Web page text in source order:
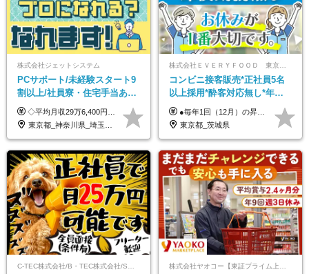
株式会社ジェットシステム
PCサポート/未経験スタート9
割以上/社員寮・住宅手当あり/
正社員デビューOK/20代～30
代活躍中/全国募集
◇平均月収29万6,400円(各種手当含む) ◇住宅手当⇒最大家賃の半額支給 ◇賞与年2回支給 ■月給22万5,000円以上＋地域手当＋時間外手当＋住宅手当＋家族手当 ※経験やスキルに応じて給与を決定します ※試用期間2ヶ月あり（期間内は時給1,060円以上となります） └地域により上がる可能性があり／例：東京都時給1,370円 └その他待遇に差異なし ＜モデル月収例＞ 1年目：296,400円 3年目：320,000円 【固定残業代について】 なし（残業代は、実際の労働時間に応じて別途全額支給）
東京都_神奈川県_埼玉県_千葉県_大阪府_愛知県_北海道_青森県_岩手県_宮城県_秋田県_山形県_福島県_茨城県_群馬県_新潟県_山梨県_長野県_富山県_石川県_静岡県_岐阜県_三重県_兵庫県_京都府_滋賀県_奈良県_和歌山県_広島県_岡山県_鳥取県_島根県_山口県_徳島県_香川県_愛媛県_高知県_福岡県_熊本県_佐賀県_長崎県_大分県_宮崎県_沖縄県
コンビニ接客販売*正社員5名
以上採用*酔客対応無し*年休
120日～*創業59年の安定基盤*
コンビニ経験者優遇
●毎年1回（12月）の昇給で給与にしっかり反映！ ●賞与年2回あり（6月・12月） 月給26万円＋賞与年2回＋交通費全額支給 役職の有無にかかわらず、日々の頑張りは正当に評価します！ リーダー・店長昇格後は等級に合わせて給与UP＋役職手当があるので、 納得感を持って働くことができます◎ ※経験・スキルを考慮の上、決定します ※上記金額には固定残業代（21時間分・3万7300円以上）を含みます。超過分は別途全額支給します ※試用期間3ヶ月間あり（期間中の給与・待遇に差異はありません）
東京都_茨城県